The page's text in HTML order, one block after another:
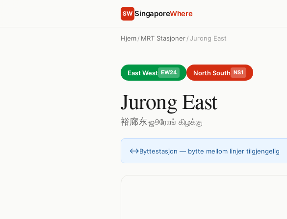
SW SingaporeWhere
Hjem/ MRT Stasjoner/Jurong East
East West EW24 North South NS1
Jurong East
裕廊东·ஜூரோங் கிழக்கு
↔Byttestasjon — bytte mellom linjer tilgjengelig